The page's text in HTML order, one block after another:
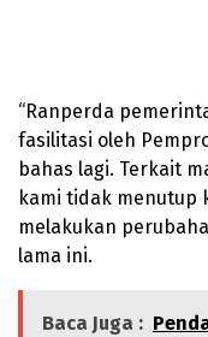
“Ranperda
fasilitasi oleh
bahas lagi. Terkait
kami tidak menutup
melakukan
lama ini.
Baca Juga :